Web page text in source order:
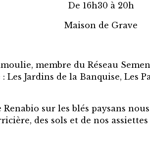
De 16h30 à 20h
Maison de Grave
membre du Réseau
Jardins de la Banquise, Les
sur les blés paysans
des sols et de nos